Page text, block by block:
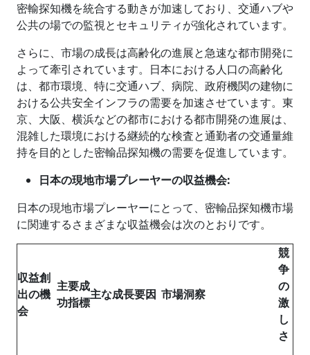
密輸探知機を統合する動きが加速しており、交通ハブや
公共の場での監視とセキュリティが強化されています。
さらに、市場の成長は高齢化の進展と急速な都市開発に
よって牽引されています。日本における人口の高齢化
は、都市環境、特に交通ハブ、病院、政府機関の建物に
おける公共安全インフラの需要を加速させています。東
京、大阪、横浜などの都市における都市開発の進展は、
混雑した環境における継続的な検査と通勤者の交通量維
持を目的とした密輸品探知機の需要を促進しています。
日本の現地市場プレーヤーの収益機会:
日本の現地市場プレーヤーにとって、密輸品探知機市場
に関連するさまざまな収益機会は次のとおりです。
収益創
出の機
会
主要成
功指標
主な成長要因 市場洞察
競
争
の
激
し
さ